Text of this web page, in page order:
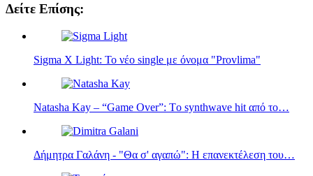
Δείτε Επίσης:
Sigma Χ Light: Το νέο single με όνομα "Provlima"
Natasha Kay – “Game Over”: Tο synthwave hit από το…
Δήμητρα Γαλάνη - "Θα σ' αγαπώ": Η επανεκτέλεση του…